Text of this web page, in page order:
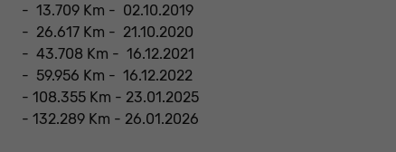
- 13.709 Km - 02.10.2019
- 26.617 Km - 21.10.2020
- 43.708 Km - 16.12.2021
- 59.956 Km - 16.12.2022
- 108.355 Km - 23.01.2025
- 132.289 Km - 26.01.2026